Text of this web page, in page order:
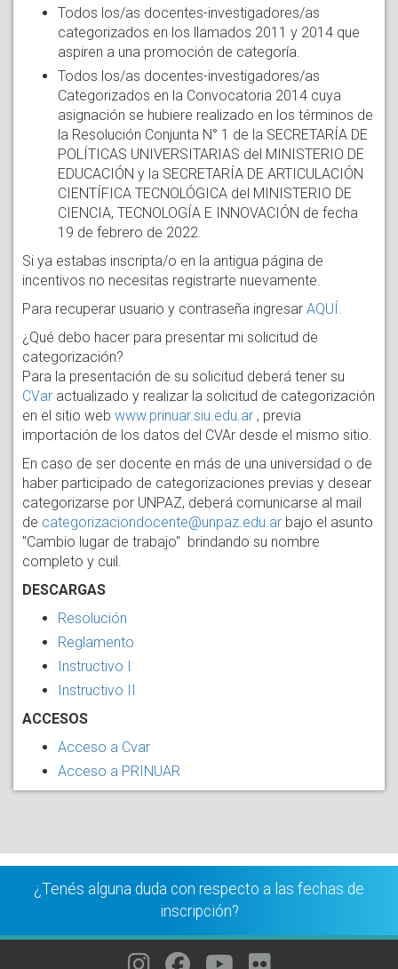
Todos los/as docentes-investigadores/as
categorizados en los llamados 2011 y 2014 que
aspiren a una promoción de categoría.
Todos los/as docentes-investigadores/as
Categorizados en la Convocatoria 2014 cuya
asignación se hubiere realizado en los términos de
la Resolución Conjunta N° 1 de la SECRETARÍA DE
POLÍTICAS UNIVERSITARIAS del MINISTERIO DE
EDUCACIÓN y la SECRETARÍA DE ARTICULACIÓN
CIENTÍFICA TECNOLÓGICA del MINISTERIO DE
CIENCIA, TECNOLOGÍA E INNOVACIÓN de fecha
19 de febrero de 2022.
Si ya estabas inscripta/o en la antigua página de
incentivos no necesitas registrarte nuevamente.
Para recuperar usuario y contraseña ingresar AQUÍ.
¿Qué debo hacer para presentar mi solicitud de
categorización?
Para la presentación de su solicitud deberá tener su
CVar actualizado y realizar la solicitud de categorización
en el sitio web www.prinuar.siu.edu.ar , previa
importación de los datos del CVAr desde el mismo sitio.
En caso de ser docente en más de una universidad o de
haber participado de categorizaciones previas y desear
categorizarse por UNPAZ, deberá comunicarse al mail
de categorizaciondocente@unpaz.edu.ar bajo el asunto
"Cambio lugar de trabajo" brindando su nombre
completo y cuil.
DESCARGAS
Resolución
Reglamento
Instructivo I
Instructivo II
ACCESOS
Acceso a Cvar
Acceso a PRINUAR
¿Tenés alguna duda con respecto a las fechas de
inscripción?